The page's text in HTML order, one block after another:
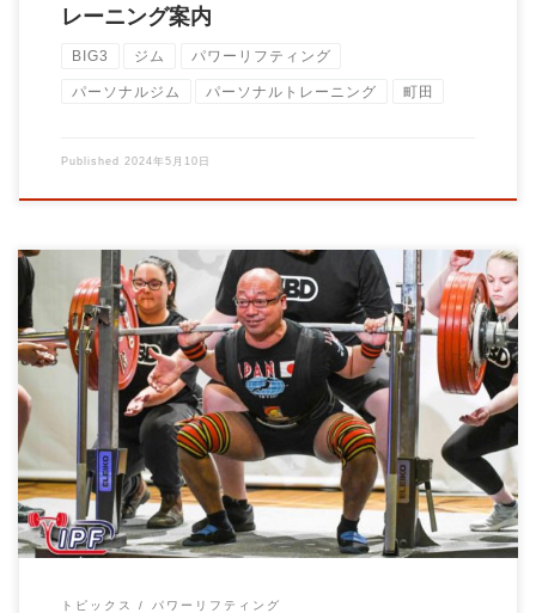
レーニング案内
BIG3 ジム パワーリフティング
パーソナルジム パーソナルトレーニング 町田
Published 2024年5月10日
パワーリフティング競技の魅力 パワーリフティングは、スクワ
ット、ベンチプレス、デッドリフトの3種目で […]
トピックス パワーリフティング